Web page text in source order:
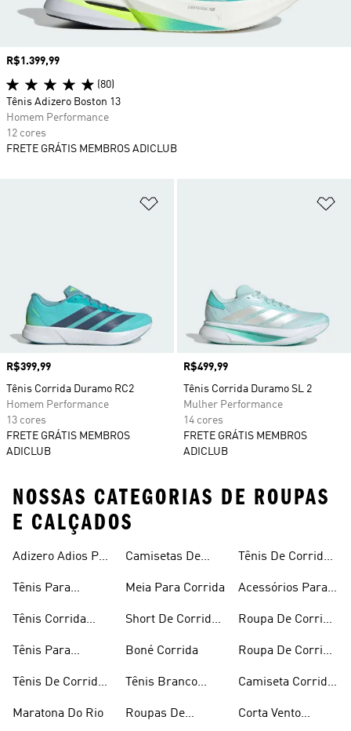
Preço
R$399,99
Tênis Corrida Duramo RC2
Homem Performance
13 cores
FRETE GRÁTIS MEMBROS
ADICLUB
Preço
R$499,99
Tênis Corrida Duramo SL 2
Mulher Performance
14 cores
FRETE GRÁTIS MEMBROS
ADICLUB
Preço
R$1.399,99
(80)
Tênis Adizero Boston 13
Homem Performance
12 cores
FRETE GRÁTIS MEMBROS ADICLUB
NOSSAS CATEGORIAS DE ROUPAS
E CALÇADOS
Adizero Adios Pro
Tênis Para
Tênis Corrida
Tênis Para
Tênis De Corrida
Maratona Do Rio
Camisetas De
Meia Para Corrida
Short De Corrida
Boné Corrida
Tênis Branco
Roupas De
Tênis De Corrida
Acessórios Para
Roupa De Corrida
Roupa De Corrida
Camiseta Corrida
Corta Vento